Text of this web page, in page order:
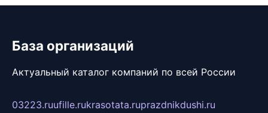
База организаций
Актуальный каталог компаний по всей России
03223.ruufille.rukrasotata.ruprazdnikdushi.ru